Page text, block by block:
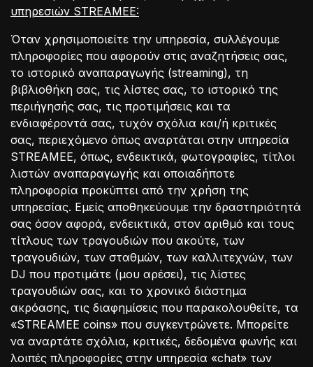
υπηρεσιών STREAMEE:
Όταν χρησιμοποιείτε την υπηρεσία, συλλέγουμε
πληροφορίες που αφορούν στις αναζητήσεις σας,
το ιστορικό αναπαραγωγής (streaming), τη
βιβλιοθήκη σας, τις λίστες σας, το ιστορικό της
περιήγησής σας, τις προτιμήσεις και τα
ενδιαφέροντά σας, τυχόν σχόλια και/ή κριτικές
σας, περιεχόμενο όπως αναρτάται στην υπηρεσία
STREAMEE, όπως, ενδεικτικά, φωτογραφίες, τίτλοι
λιστών αναπαραγωγής και οποιαδήποτε
πληροφορία προκύπτει από την χρήση της
υπηρεσίας. Εμείς αποθηκεύουμε την δραστηριότητά
σας όσον αφορά, ενδεικτικά, στον αριθμό και τους
τίτλους των τραγουδιών που ακούτε, των
τραγουδιών, των σταθμών, των καλλιτεχνών, των
DJ που προτιμάτε (μου αρέσει), τις λίστες
τραγουδιών σας, και το χρονικό διάστημα
ακρόασης, τις διαφημίσεις που παρακολουθείτε, τα
«STREAMEE coins» που συγκεντρώνετε. Μπορείτε
να αναρτάτε σχόλια, κριτικές, δεδομένα φωνής και
λοιπές πληροφορίες στην υπηρεσία «chat» των